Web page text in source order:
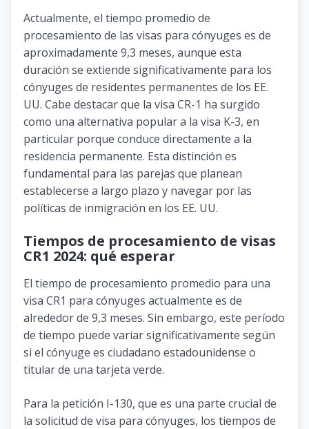
Actualmente, el tiempo promedio de
procesamiento de las visas para cónyuges es de
aproximadamente 9,3 meses, aunque esta
duración se extiende significativamente para los
cónyuges de residentes permanentes de los EE.
UU. Cabe destacar que la visa CR-1 ha surgido
como una alternativa popular a la visa K-3, en
particular porque conduce directamente a la
residencia permanente. Esta distinción es
fundamental para las parejas que planean
establecerse a largo plazo y navegar por las
políticas de inmigración en los EE. UU.
Tiempos de procesamiento de visas
CR1 2024: qué esperar
El tiempo de procesamiento promedio para una
visa CR1 para cónyuges actualmente es de
alrededor de 9,3 meses. Sin embargo, este período
de tiempo puede variar significativamente según
si el cónyuge es ciudadano estadounidense o
titular de una tarjeta verde.
Para la petición I-130, que es una parte crucial de
la solicitud de visa para cónyuges, los tiempos de